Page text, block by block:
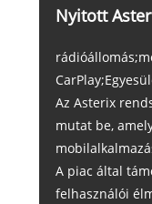
Nyitott
Az Asterix
mutat be,
A piac által
felhasználói